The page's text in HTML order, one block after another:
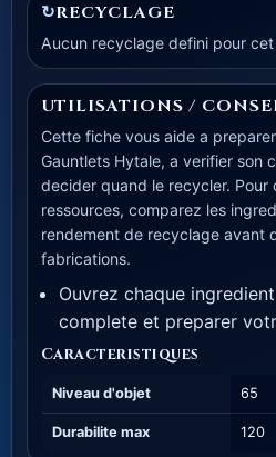
↻RECYCLAGE
Aucun recyclage defini pour
UTILISATIONS /
Cette fiche vous aide a
Gauntlets Hytale, a verifier son
decider quand le recycler. Pour
ressources, comparez les
rendement de recyclage avant
fabrications.
Ouvrez chaque
complete et preparer
Caracteristiques
Niveau d'objet 65
Durabilite max 120